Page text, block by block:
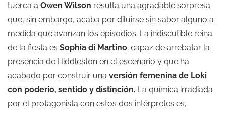
tuerca a Owen Wilson resulta una agradable sorpresa
que, sin embargo, acaba por diluirse sin sabor alguno a
medida que avanzan los episodios. La indiscutible reina
de la fiesta es Sophia di Martino; capaz de arrebatar la
presencia de Hiddleston en el escenario y que ha
acabado por construir una versión femenina de Loki
con poderío, sentido y distinción. La química irradiada
por el protagonista con estos dos intérpretes es,